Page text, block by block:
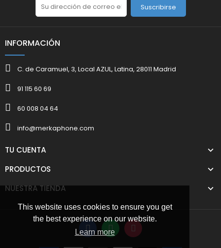
This website uses cookies to ensure you get
the best experience on our website.
Learn more
Suscribirse
INFORMACIÓN
C. de Caramuel, 3, Local AZUL, Latina, 28011 Madrid
91 115 60 69
60 008 04 64
info@merkaphone.com
TU CUENTA
PRODUCTOS
NUESTRA TIENDA